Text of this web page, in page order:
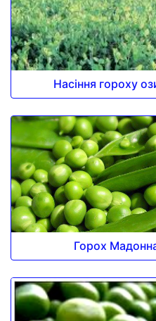
Насіння гороху
Горох